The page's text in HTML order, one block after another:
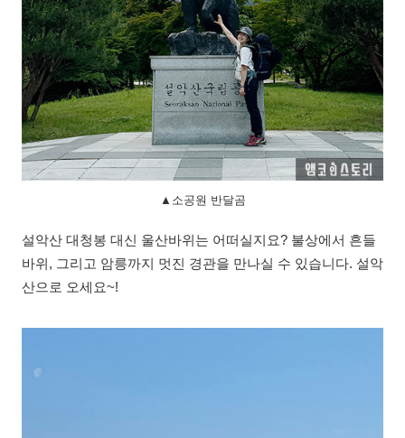
▲소공원 반달곰
설악산 대청봉 대신 울산바위는 어떠실지요? 불상에서 흔들
바위, 그리고 암릉까지 멋진 경관을 만나실 수 있습니다. 설악
산으로 오세요~!